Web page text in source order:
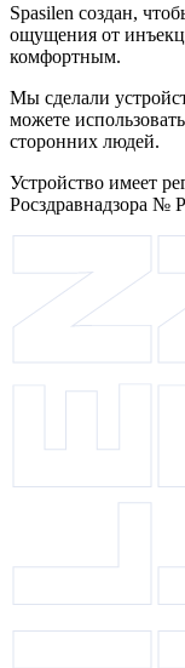
Spasilen создан,
ощущения от
комфортным.
Мы сделали
можете
сторонних людей.
Устройство имеет
Росздравнадзора №